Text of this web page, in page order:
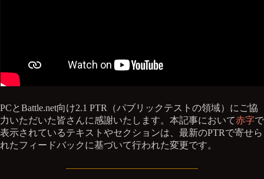
PCとBattle.net向け2.1 PTR（パブリックテストの領域）にご協
力いただいた皆さんに感謝いたします。本記事において赤字で
表示されているテキストやセクションは、最新のPTRで寄せら
れたフィードバックに基づいて行われた変更です。